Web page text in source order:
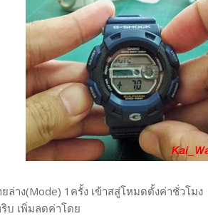
าง(Mode) 1ครั้ง เข้าสสู่โหมดตั้งค่าชั่วโมง
บ เพิ่มลดค่าโดย